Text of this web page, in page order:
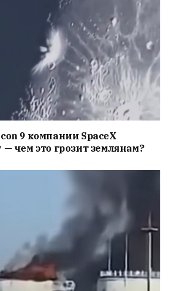
9 компании SpaceX
— чем это грозит землянам?